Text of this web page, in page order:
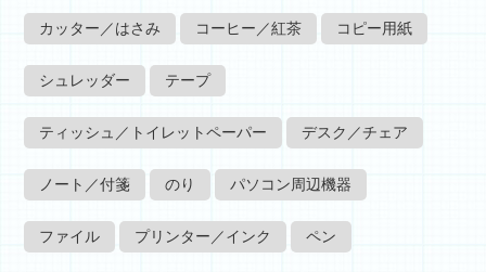
カッター／はさみ コーヒー／紅茶 コピー用紙
シュレッダー テープ
ティッシュ／トイレットペーパー デスク／チェア
ノート／付箋 のり パソコン周辺機器
ファイル プリンター／インク ペン